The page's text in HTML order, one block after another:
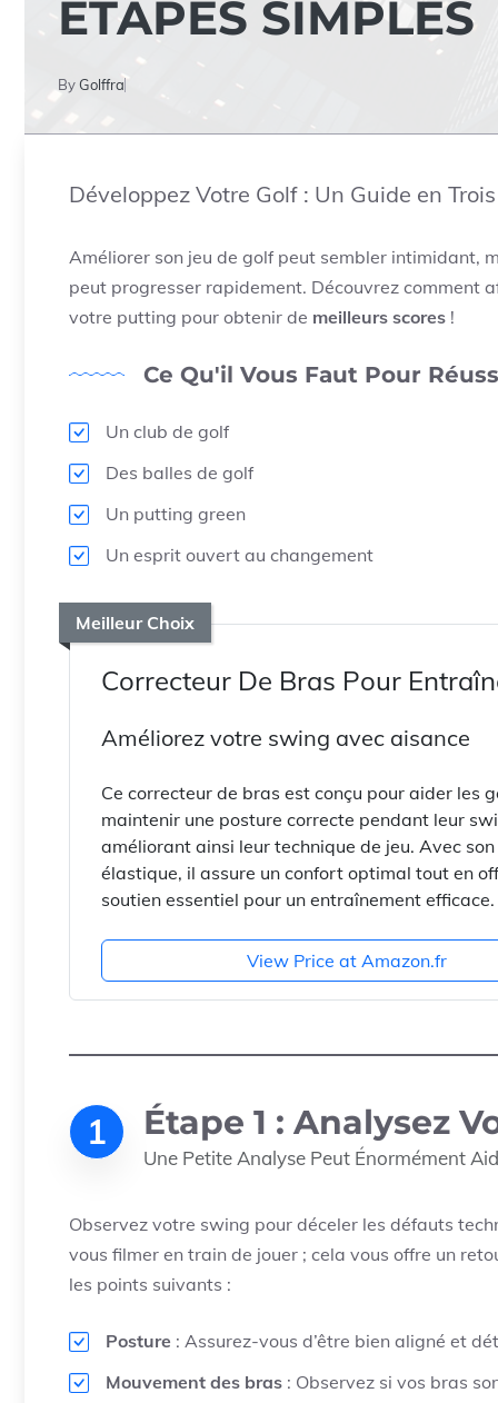
ÉTAPES SIMPLES
ByGolffra
Développez Votre Golf : Un Guide en
Améliorer son jeu de golf peut sembler intimidant,
peut progresser rapidement. Découvrez comment
votre putting pour obtenir de meilleurs scores !
Ce Qu'il Vous Faut Pour
Un club de golf
Des balles de golf
Un putting green
Un esprit ouvert au changement
Meilleur Choix
Correcteur De Bras Pour
Améliorez votre swing avec aisance
Ce correcteur de bras est conçu pour aider les
maintenir une posture correcte pendant leur
améliorant ainsi leur technique de jeu. Avec
élastique, il assure un confort optimal tout en
soutien essentiel pour un entraînement efficace.
View Price at Amazon.fr
1 Étape 1 : Analysez
Une Petite Analyse Peut Énormément
Observez votre swing pour déceler les défauts
vous filmer en train de jouer ; cela vous offre un
les points suivants :
Posture : Assurez-vous d’être bien aligné et
Mouvement des bras : Observez si vos bras